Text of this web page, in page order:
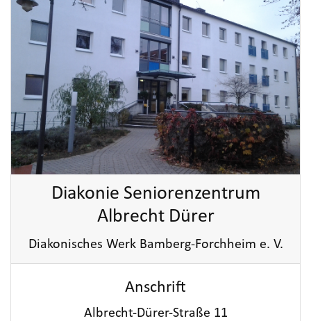
Diakonie Seniorenzentrum
Albrecht Dürer
Diakonisches Werk Bamberg-Forchheim e. V.
Anschrift
Albrecht-Dürer-Straße 11